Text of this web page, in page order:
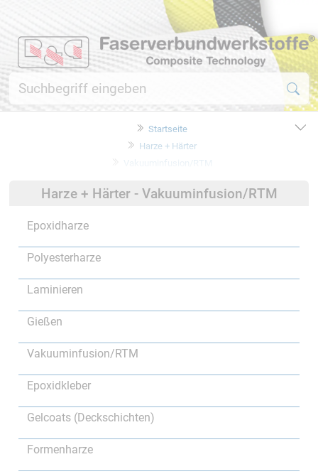
Startseite
Harze + Härter
Vakuuminfusion/RTM
Harze + Härter - Vakuuminfusion/RTM
Epoxidharze
Polyesterharze
Laminieren
Gießen
Vakuuminfusion/RTM
Epoxidkleber
Gelcoats (Deckschichten)
Formenharze